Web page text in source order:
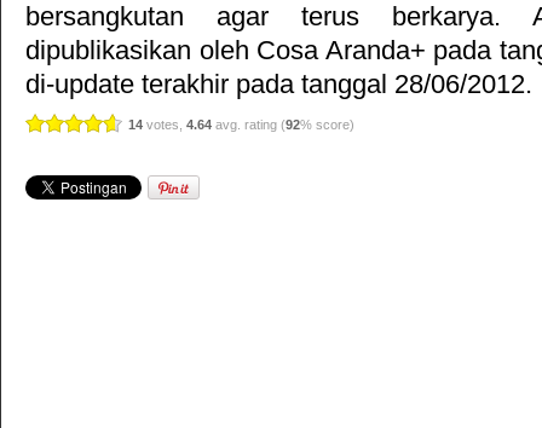
bersangkutan agar terus berkarya.
dipublikasikan oleh Cosa Aranda+ pada
di-update terakhir pada tanggal 28/06/2012.
14 votes, 4.64 avg. rating (92% score)